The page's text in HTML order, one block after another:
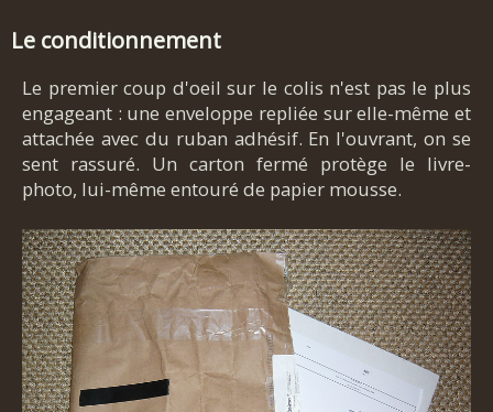
Le conditionnement
Le premier coup d'oeil sur le colis n'est pas le plus
engageant : une enveloppe repliée sur elle-même et
attachée avec du ruban adhésif. En l'ouvrant, on se
sent rassuré. Un carton fermé protège le livre-
photo, lui-même entouré de papier mousse.